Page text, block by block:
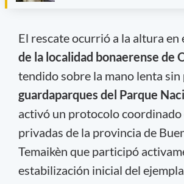
El rescate ocurrió a la altura en
de la localidad bonaerense de
tendido sobre la mano lenta sin
guardaparques del Parque
activó un protocolo
privadas de la provincia de
Temaikèn que participó
estabilización inicial del